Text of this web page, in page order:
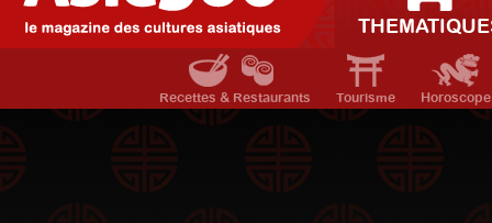
Recettes & Restaurants Tourisme Horoscope